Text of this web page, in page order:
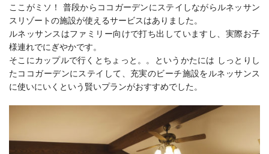
ここがミソ！ 普段からココガーデンにステイしながらルネッサン
スリゾートの施設が使えるサービスはありました。
ルネッサンスはファミリー向けで打ち出していますし、実際お子
様連れでにぎやかです。
そこにカップルで行くとちょっと。。というかたには しっとりし
たココガーデンにステイして、充実のビーチ施設をルネッサンス
に使いにいくという賢いプランがおすすめでした。